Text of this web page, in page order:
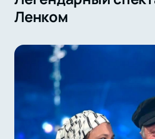
Ленком